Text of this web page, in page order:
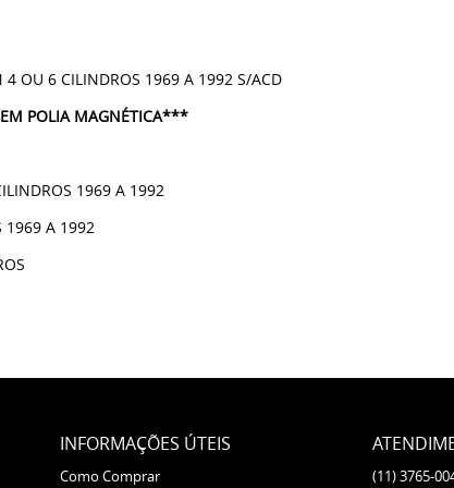
4 OU 6 CILINDROS 1969 A 1992 S/ACD
POLIA MAGNÉTICA***
1969 A 1992
1969 A 1992
INFORMAÇÕES ÚTEIS
Como Comprar (11)3765-